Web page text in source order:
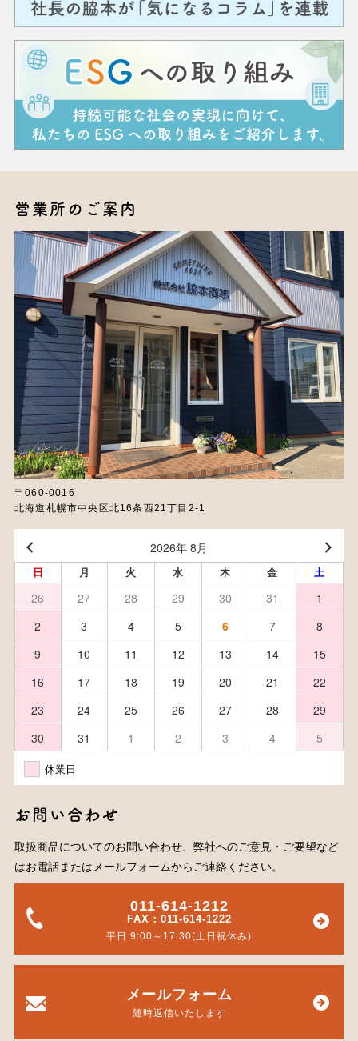
営業所のご案内
〒060-0016
北海道札幌市中央区北16条西21丁目2-1
2026年 8月
日 月 火 水 木 金 土
26 27 28 29 30 31
1
2
3 4 5 6 7
8
9
10 11 12 13 14
15
16
17 18 19 20 21
22
23
24 25 26 27 28
29
30
31 1 2 3 4 5
休業日
お問い合わせ
取扱商品についてのお問い合わせ、弊社へのご意見・ご要望など
はお電話またはメールフォームからご連絡ください。
011-614-1212
FAX：011-614-1222
平日 9:00～17:30(土日祝休み)
メールフォーム
随時返信いたします